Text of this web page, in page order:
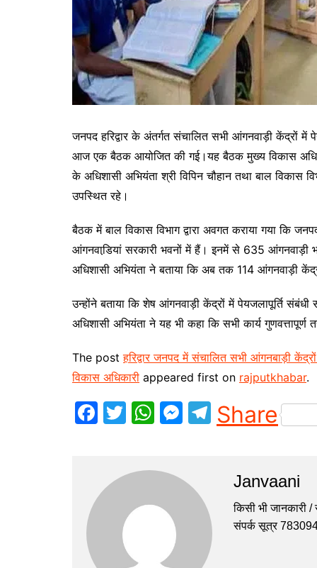
जनपद हरिद्वार के अंतर्गत संचालित सभी आंगनवाड़ी केंद्रों में
आज एक बैठक आयोजित की गई।यह बैठक मुख्य विकास
के अधिशासी अभियंता श्री विपिन चौहान तथा बाल विकास
उपस्थित रहे।
बैठक में बाल विकास विभाग द्वारा अवगत कराया गया कि
आंगनवाडि़यां सरकारी भवनों में हैं। इनमें से 635
अधिशासी अभियंता ने बताया कि अब तक 114 आंगनवाड़ी
उन्होंने बताया कि शेष आंगनवाड़ी केंद्रों में पेयजलापूर्ति
अधिशासी अभियंता ने यह भी कहा कि सभी कार्य
The postहरिद्वार जनपद में संचालित सभी आंगनबाड़ी
विकास अधिकारी appeared first on rajputkhabar.
F
e
b
T
er
W
s
A
M
s
T
el
m
Share
Janvaani
किसी भी जानकारी
संपर्क सूत्र